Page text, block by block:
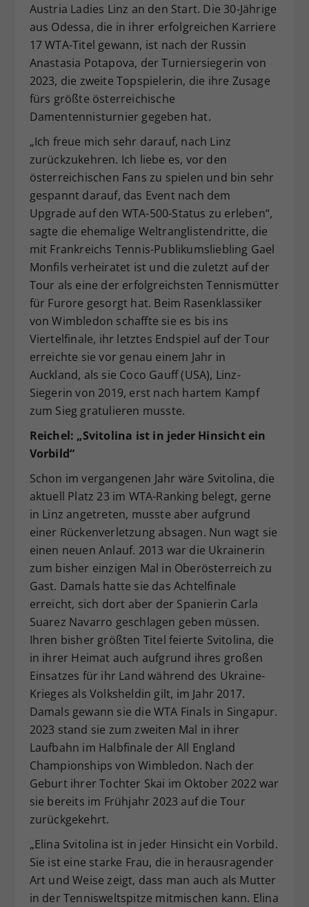
Austria Ladies Linz an den Start. Die 30-Jährige
aus Odessa, die in ihrer erfolgreichen Karriere
17 WTA-Titel gewann, ist nach der Russin
Anastasia Potapova, der Turniersiegerin von
2023, die zweite Topspielerin, die ihre Zusage
fürs größte österreichische
Damentennisturnier gegeben hat.
„Ich freue mich sehr darauf, nach Linz
zurückzukehren. Ich liebe es, vor den
österreichischen Fans zu spielen und bin sehr
gespannt darauf, das Event nach dem
Upgrade auf den WTA-500-Status zu erleben“,
sagte die ehemalige Weltranglistendritte, die
mit Frankreichs Tennis-Publikumsliebling Gael
Monfils verheiratet ist und die zuletzt auf der
Tour als eine der erfolgreichsten Tennismütter
für Furore gesorgt hat. Beim Rasenklassiker
von Wimbledon schaffte sie es bis ins
Viertelfinale, ihr letztes Endspiel auf der Tour
erreichte sie vor genau einem Jahr in
Auckland, als sie Coco Gauff (USA), Linz-
Siegerin von 2019, erst nach hartem Kampf
zum Sieg gratulieren musste.
Reichel: „Svitolina ist in jeder Hinsicht ein
Vorbild“
Schon im vergangenen Jahr wäre Svitolina, die
aktuell Platz 23 im WTA-Ranking belegt, gerne
in Linz angetreten, musste aber aufgrund
einer Rückenverletzung absagen. Nun wagt sie
einen neuen Anlauf. 2013 war die Ukrainerin
zum bisher einzigen Mal in Oberösterreich zu
Gast. Damals hatte sie das Achtelfinale
erreicht, sich dort aber der Spanierin Carla
Suarez Navarro geschlagen geben müssen.
Ihren bisher größten Titel feierte Svitolina, die
in ihrer Heimat auch aufgrund ihres großen
Einsatzes für ihr Land während des Ukraine-
Krieges als Volksheldin gilt, im Jahr 2017.
Damals gewann sie die WTA Finals in Singapur.
2023 stand sie zum zweiten Mal in ihrer
Laufbahn im Halbfinale der All England
Championships von Wimbledon. Nach der
Geburt ihrer Tochter Skai im Oktober 2022 war
sie bereits im Frühjahr 2023 auf die Tour
zurückgekehrt.
„Elina Svitolina ist in jeder Hinsicht ein Vorbild.
Sie ist eine starke Frau, die in herausragender
Art und Weise zeigt, dass man auch als Mutter
in der Tennisweltspitze mitmischen kann. Elina
Zweck
Dieser Wert speichert Ihre Consent-
Einstellungen. Unter anderem eine
zufällig generierte ID, für die
historische Speicherung Ihrer
vorgenommen Einstellungen, falls der
Webseiten-Betreiber dies eingestellt